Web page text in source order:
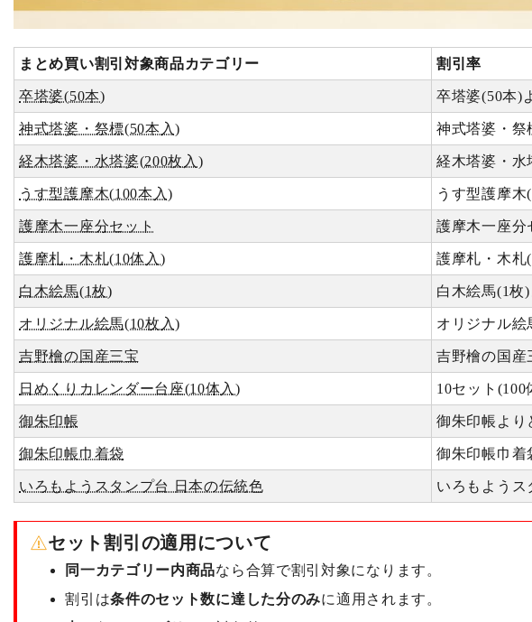
まとめ買い割引対象商品カテゴリー 割引率
卒塔婆(50本) 卒塔婆(50本)
神式塔婆・祭標(50本入) 神式塔婆・祭
経木塔婆・水塔婆(200枚入) 経木塔婆・水
うす型護摩木(100本入) うす型護摩木
護摩木一座分セット 護摩木一座分
護摩札・木札(10体入) 護摩札・木札
白木絵馬(1枚) 白木絵馬(1枚)
オリジナル絵馬(10枚入) オリジナル絵
吉野檜の国産三宝 吉野檜の国産
日めくりカレンダー台座(10体入) 10セット(100
御朱印帳 御朱印帳より
御朱印帳巾着袋 御朱印帳巾着
いろもようスタンプ台 日本の伝統色 いろもようス
セット割引の適用について
同一カテゴリー内商品なら合算で割引対象になります。
割引は条件のセット数に達した分のみに適用されます。